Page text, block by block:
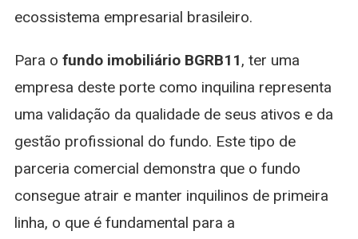
ecossistema empresarial brasileiro.
Para o fundo imobiliário BGRB11, ter uma
empresa deste porte como inquilina representa
uma validação da qualidade de seus ativos e da
gestão profissional do fundo. Este tipo de
parceria comercial demonstra que o fundo
consegue atrair e manter inquilinos de primeira
linha, o que é fundamental para a